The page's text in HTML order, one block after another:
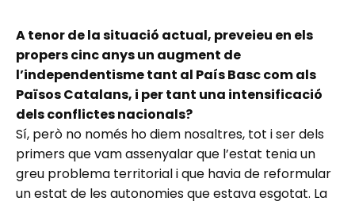
A tenor de la situació actual, preveieu en els
propers cinc anys un augment de
l’independentisme tant al País Basc com als
Països Catalans, i per tant una intensificació
dels conflictes nacionals?
Sí, però no només ho diem nosaltres, tot i ser dels
primers que vam assenyalar que l’estat tenia un
greu problema territorial i que havia de reformular
un estat de les autonomies que estava esgotat. La